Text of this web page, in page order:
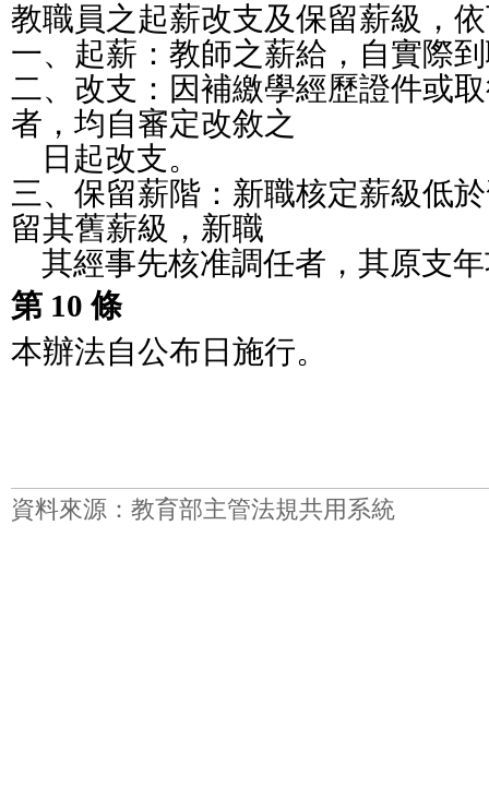
教職員之起薪改支及保留薪級，
一、起薪：教師之薪給，自實際
二、改支：因補繳學經歷證件或
者，均自審定改敘之
日起改支。
三、保留薪階：新職核定薪級低
留其舊薪級，新職
其經事先核准調任者，其原支
第 10 條
本辦法自公布日施行。
資料來源：教育部主管法規共用系統